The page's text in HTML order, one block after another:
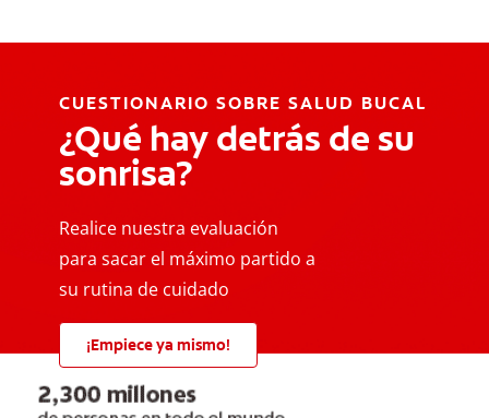
CUESTIONARIO SOBRE SALUD BUCAL
¿Qué hay detrás de su
sonrisa?
Realice nuestra evaluación
para sacar el máximo partido a
su rutina de cuidado
¡Empiece ya mismo!